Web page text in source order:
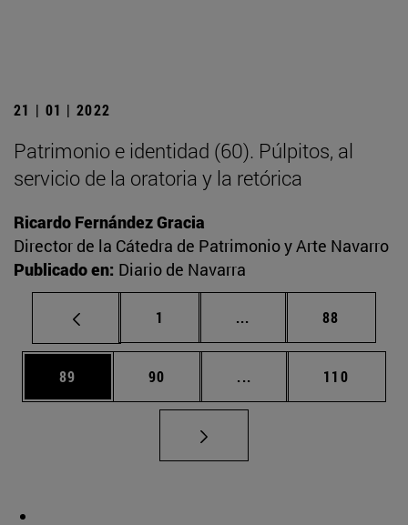
21 | 01 | 2022
Patrimonio e identidad (60). Púlpitos, al
servicio de la oratoria y la retórica
Ricardo Fernández Gracia
Director de la Cátedra de Patrimonio y Arte Navarro
Publicado en: Diario de Navarra
Página
1 ... Páginas intermedias
Página
88
Página
89 Página
90 ... Páginas intermedias
Página
110